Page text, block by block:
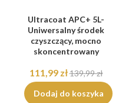
Ultracoat APC+ 5L-
Uniwersalny środek
czyszczący, mocno
skoncentrowany
111,99 zł139,99 zł
Dodaj do koszyka